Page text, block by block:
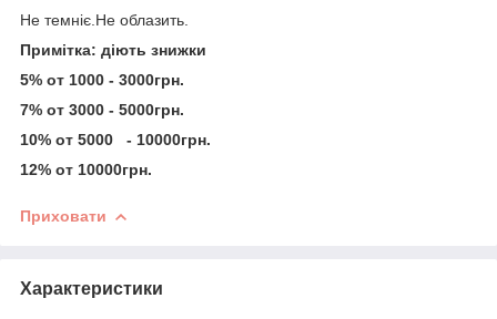
Не темніє.Не облазить.
Примітка: діють знижки
5% от 1000 - 3000грн.
7% от 3000 - 5000грн.
10% от 5000 - 10000грн.
12% от 10000грн.
Приховати
Характеристики